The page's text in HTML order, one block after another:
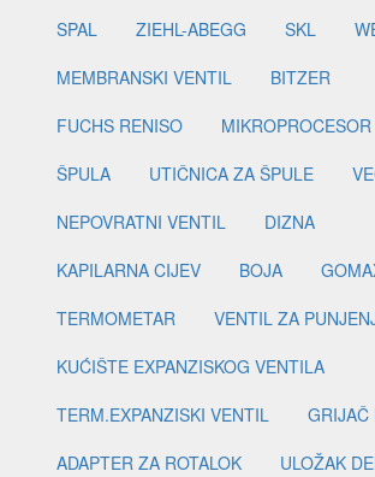
SPAL
ZIEHL-ABEGG SKL
MEMBRANSKI VENTIL
BITZER
FUCHS RENISO
MIKROPROCESOR
ŠPULA
UTIČNICA ZA ŠPULE
NEPOVRATNI VENTIL
DIZNA
KAPILARNA CIJEV
BOJA
TERMOMETAR
VENTIL ZA
KUĆIŠTE EXPANZISKOG VENTILA
TERM.EXPANZISKI VENTIL
GRIJAČ
ADAPTER ZA ROTALOK
ULOŽAK